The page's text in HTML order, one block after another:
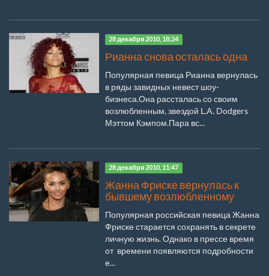
28 декабря 2010, 18:24
Рианна снова осталась одна
Популярная певица Рианна вернулась
в ряды завидных невест шоу-
бизнеса.Она рассталась со своим
возлюбленным, звездой L.A. Dodgers
Мэттом Кэмпом.Пара вс...
28 декабря 2010, 11:47
Жанна Фриске вернулась к
бывшему возлюбленному
Популярная российская певица Жанна
Фриске старается сохранять в секрете
личную жизнь. Однако в прессе время
от времени появляются подробности
е...